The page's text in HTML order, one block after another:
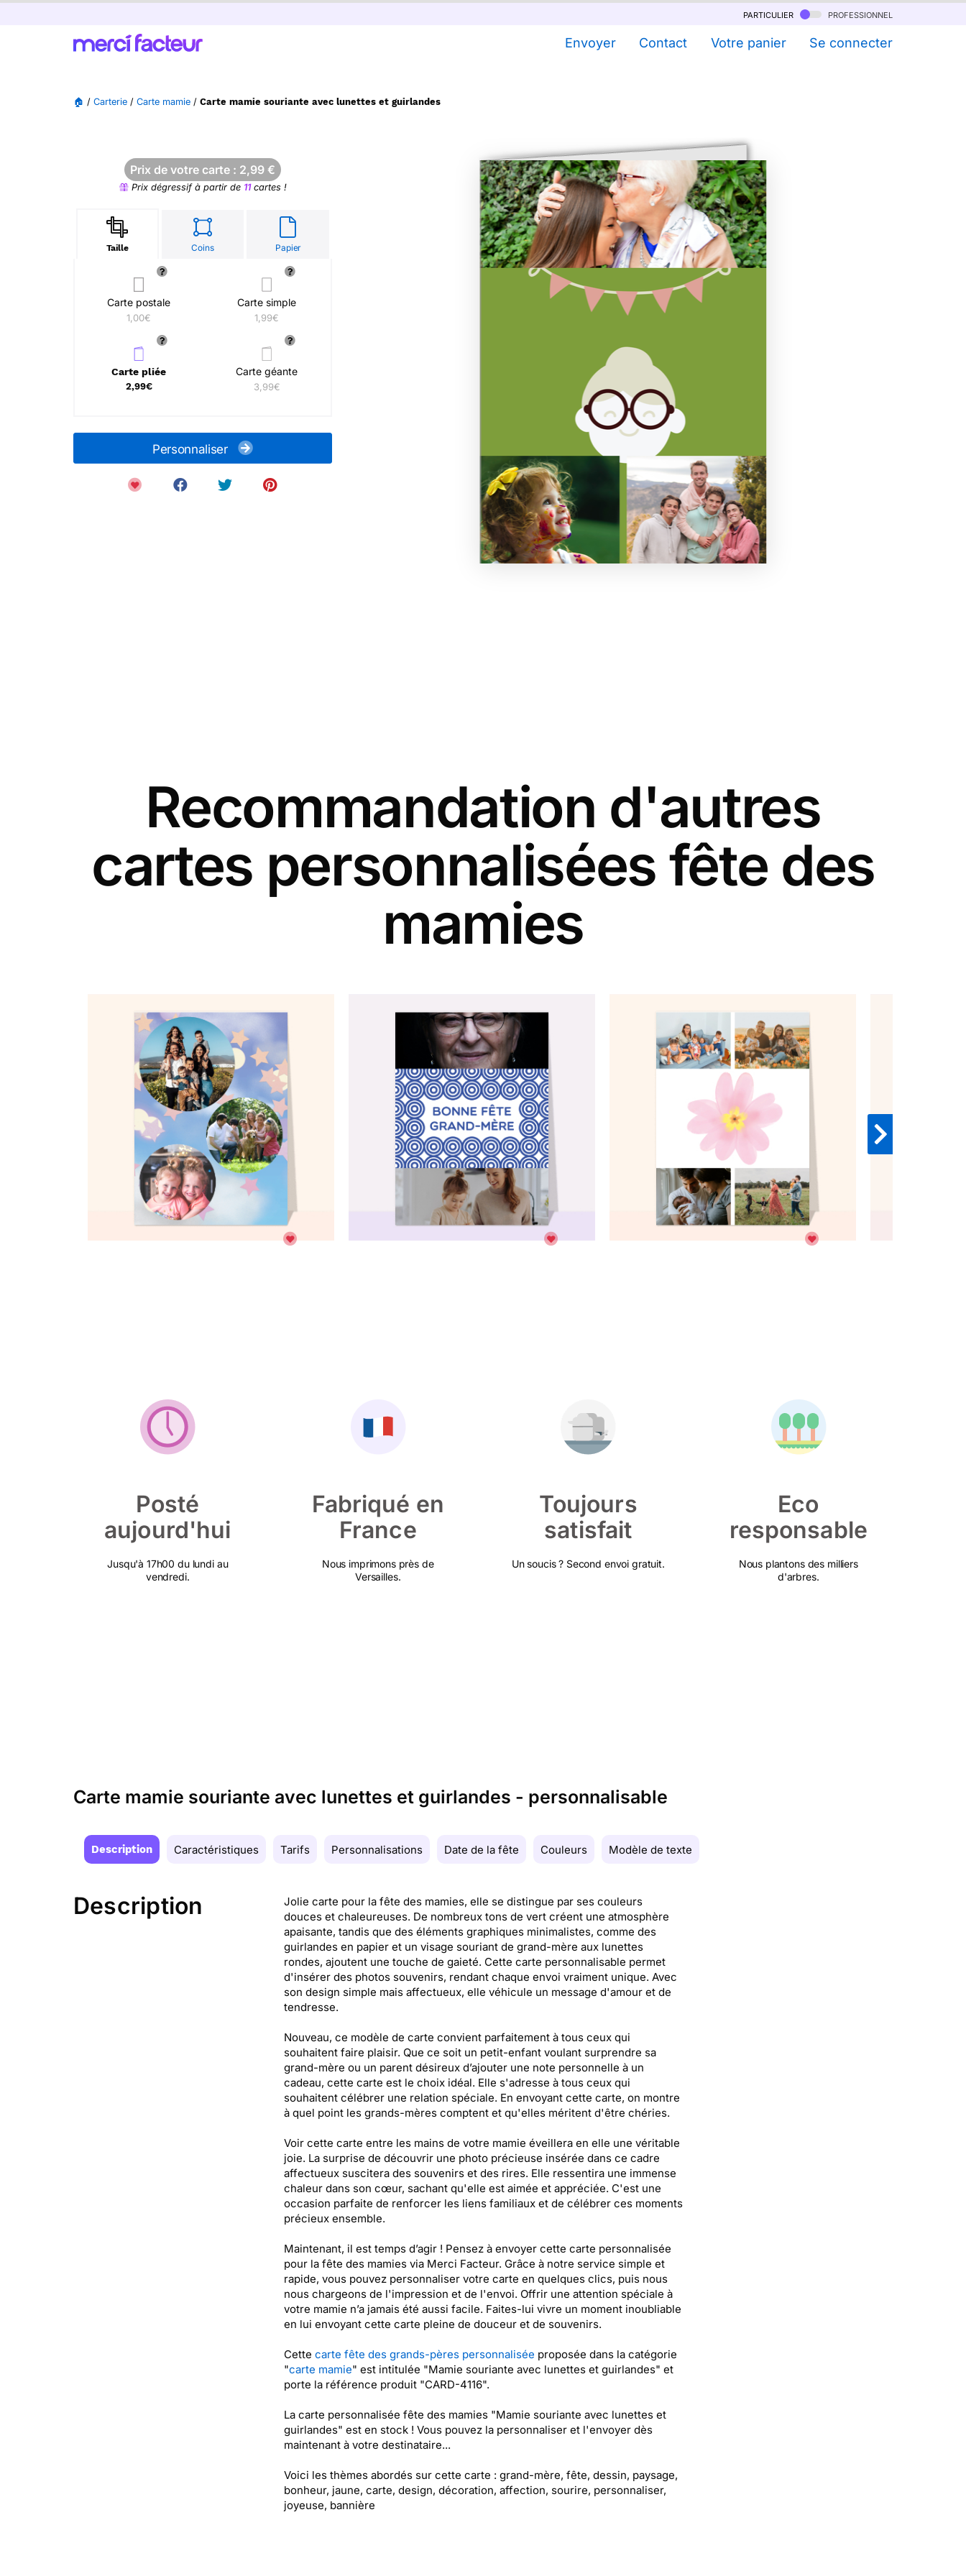
particulier professionnel
Envoyer Contact Votre panier Se connecter
🏠 / Carterie / Carte mamie / Carte mamie souriante avec lunettes et guirlandes
Prix de votre carte : 2,99 €
Prix dégressif à partir de 11cartes !
Taille Coins Papier
Carte postale
1,00€
Carte simple
1,99€
Carte pliée
2,99€
Carte géante
3,99€
Personnaliser
Recommandation d'autres
cartes personnalisées fête des
mamies
Posté
aujourd'hui
Jusqu'à 17h00 du lundi au
vendredi.
Fabriqué en
France
Nous imprimons près de
Versailles.
Toujours
satisfait
Un soucis ? Second envoi gratuit.
Eco
responsable
Nous plantons des milliers
d'arbres.
Carte mamie souriante avec lunettes et guirlandes - personnalisable
Description Caractéristiques Tarifs Personnalisations Date de la fête Couleurs Modèle de texte
Description
Jolie carte pour la fête des mamies, elle se distingue par ses couleurs
douces et chaleureuses. De nombreux tons de vert créent une atmosphère
apaisante, tandis que des éléments graphiques minimalistes, comme des
guirlandes en papier et un visage souriant de grand-mère aux lunettes
rondes, ajoutent une touche de gaieté. Cette carte personnalisable permet
d'insérer des photos souvenirs, rendant chaque envoi vraiment unique. Avec
son design simple mais affectueux, elle véhicule un message d'amour et de
tendresse.
Nouveau, ce modèle de carte convient parfaitement à tous ceux qui
souhaitent faire plaisir. Que ce soit un petit-enfant voulant surprendre sa
grand-mère ou un parent désireux d’ajouter une note personnelle à un
cadeau, cette carte est le choix idéal. Elle s'adresse à tous ceux qui
souhaitent célébrer une relation spéciale. En envoyant cette carte, on montre
à quel point les grands-mères comptent et qu'elles méritent d'être chéries.
Voir cette carte entre les mains de votre mamie éveillera en elle une véritable
joie. La surprise de découvrir une photo précieuse insérée dans ce cadre
affectueux suscitera des souvenirs et des rires. Elle ressentira une immense
chaleur dans son cœur, sachant qu'elle est aimée et appréciée. C'est une
occasion parfaite de renforcer les liens familiaux et de célébrer ces moments
précieux ensemble.
Maintenant, il est temps d’agir ! Pensez à envoyer cette carte personnalisée
pour la fête des mamies via Merci Facteur. Grâce à notre service simple et
rapide, vous pouvez personnaliser votre carte en quelques clics, puis nous
nous chargeons de l'impression et de l'envoi. Offrir une attention spéciale à
votre mamie n’a jamais été aussi facile. Faites-lui vivre un moment inoubliable
en lui envoyant cette carte pleine de douceur et de souvenirs.
Cette carte fête des grands-pères personnalisée proposée dans la catégorie
"carte mamie" est intitulée "Mamie souriante avec lunettes et guirlandes" et
porte la référence produit "CARD-4116".
La carte personnalisée fête des mamies "Mamie souriante avec lunettes et
guirlandes" est en stock ! Vous pouvez la personnaliser et l'envoyer dès
maintenant à votre destinataire...
Voici les thèmes abordés sur cette carte : grand-mère, fête, dessin, paysage,
bonheur, jaune, carte, design, décoration, affection, sourire, personnaliser,
joyeuse, bannière